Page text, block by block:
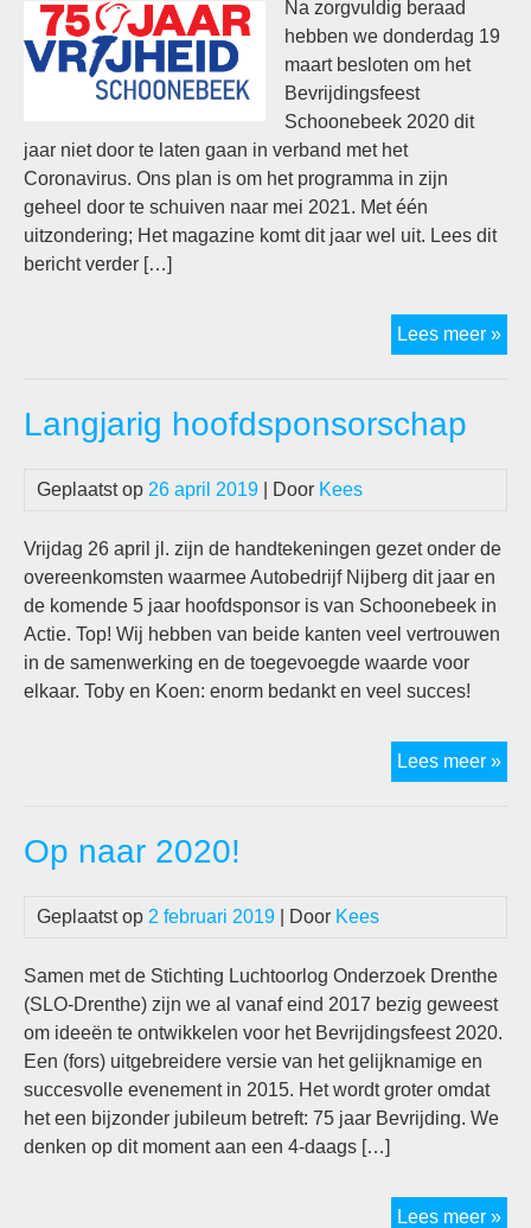
Na zorgvuldig beraad
hebben we donderdag 19
maart besloten om het
Bevrijdingsfeest
Schoonebeek 2020 dit
jaar niet door te laten gaan in verband met het
Coronavirus. Ons plan is om het programma in zijn
geheel door te schuiven naar mei 2021. Met één
uitzondering; Het magazine komt dit jaar wel uit. Lees dit
bericht verder […]
Lees meer »
Langjarig hoofdsponsorschap
Geplaatst op 26 april 2019 | Door Kees
Vrijdag 26 april jl. zijn de handtekeningen gezet onder de
overeenkomsten waarmee Autobedrijf Nijberg dit jaar en
de komende 5 jaar hoofdsponsor is van Schoonebeek in
Actie. Top! Wij hebben van beide kanten veel vertrouwen
in de samenwerking en de toegevoegde waarde voor
elkaar. Toby en Koen: enorm bedankt en veel succes!
Lees meer »
Op naar 2020!
Geplaatst op 2 februari 2019 | Door Kees
Samen met de Stichting Luchtoorlog Onderzoek Drenthe
(SLO-Drenthe) zijn we al vanaf eind 2017 bezig geweest
om ideeën te ontwikkelen voor het Bevrijdingsfeest 2020.
Een (fors) uitgebreidere versie van het gelijknamige en
succesvolle evenement in 2015. Het wordt groter omdat
het een bijzonder jubileum betreft: 75 jaar Bevrijding. We
denken op dit moment aan een 4-daags […]
Lees meer »Op